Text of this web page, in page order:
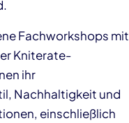
Fachworkshops mit
Kniterate-
ihr
Nachhaltigkeit und
einschließlich